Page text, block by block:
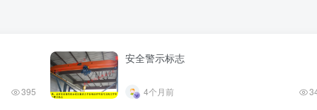
395
安全警示标志
4个月前